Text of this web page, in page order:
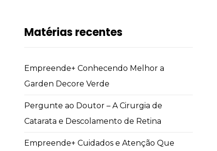
Matérias recentes
Empreende+ Conhecendo Melhor a
Garden Decore Verde
Pergunte ao Doutor – A Cirurgia de
Catarata e Descolamento de Retina
Empreende+ Cuidados e Atenção Que